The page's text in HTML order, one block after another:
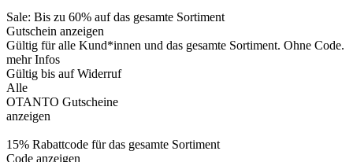
Sale: Bis zu 60% auf das gesamte Sortiment
Gutschein anzeigen
Gültig für alle Kund*innen und das gesamte Sortiment. Ohne Code.
mehr Infos
Gültig bis auf Widerruf
Alle
OTANTO Gutscheine
anzeigen
15% Rabattcode für das gesamte Sortiment
Code anzeigen